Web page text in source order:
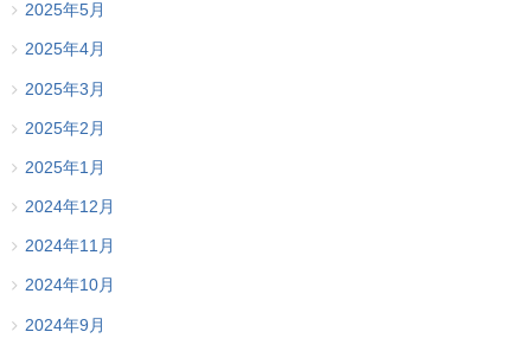
2025年5月
2025年4月
2025年3月
2025年2月
2025年1月
2024年12月
2024年11月
2024年10月
2024年9月